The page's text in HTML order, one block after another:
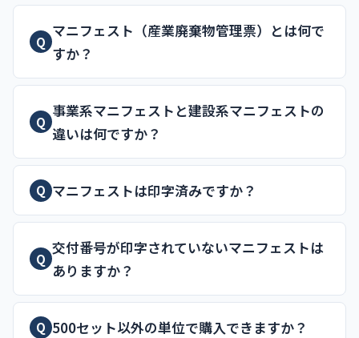
Q
マニフェスト（産業廃棄物管理票）とは何で
すか？
Q
事業系マニフェストと建設系マニフェストの
違いは何ですか？
Q マニフェストは印字済みですか？
Q
交付番号が印字されていないマニフェストは
ありますか？
Q 500セット以外の単位で購入できますか？